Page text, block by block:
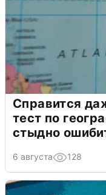
Справится
тест по
стыдно
6 августа 128